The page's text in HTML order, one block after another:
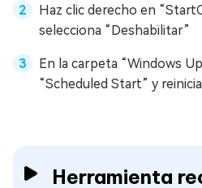
Haz clic derecho en
selecciona “Deshabilitar”
En la carpeta “Windows
“Scheduled Start” y reinicia
Herramienta